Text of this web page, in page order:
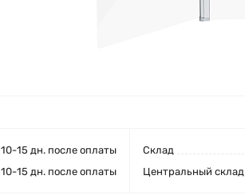
10-15 дн. после оплаты
10-15 дн. после оплаты
Cклад
Центральный склад